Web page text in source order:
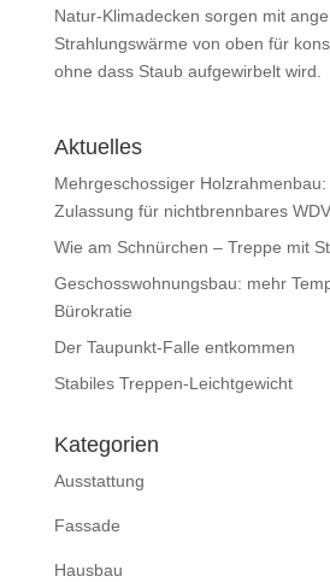
Natur-Klimadecken sorgen mit
Strahlungswärme von oben für
ohne dass Staub aufgewirbelt wird.
Aktuelles
Mehrgeschossiger
Zulassung für nichtbrennbares
Wie am Schnürchen – Treppe mit
Geschosswohnungsbau: mehr
Bürokratie
Der Taupunkt-Falle entkommen
Stabiles Treppen-Leichtgewicht
Kategorien
Ausstattung
Fassade
Hausbau